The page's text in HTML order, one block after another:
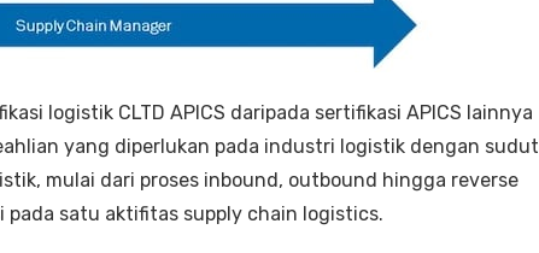
logistik CLTD APICS daripada sertifikasi APICS lainnya
yang diperlukan pada industri logistik dengan sudut
mulai dari proses inbound, outbound hingga reverse
satu aktifitas supply chain logistics.